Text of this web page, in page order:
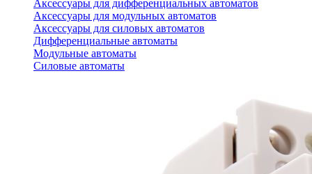
Аксессуары для дифференциальных автоматов
Аксессуары для модульных автоматов
Аксессуары для силовых автоматов
Дифференциальные автоматы
Модульные автоматы
Силовые автоматы